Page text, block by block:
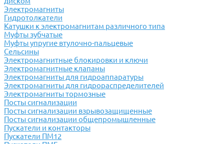
Электромагниты
Гидротолкатели
Катушки к электромагнитам различного типа
Муфты зубчатые
Муфты упругие втулочно-пальцевые
Сельсины
Электромагнитные блокировки и ключи
Электромагнитные клапаны
Электромагниты для гидроаппаратуры
Электромагниты для гидрораспределителей
Электромагниты тормозные
Посты сигнализации
Посты сигнализации взрывозащищенные
Посты сигнализации общепромышленные
Пускатели и контакторы
Пускатели ПМ12